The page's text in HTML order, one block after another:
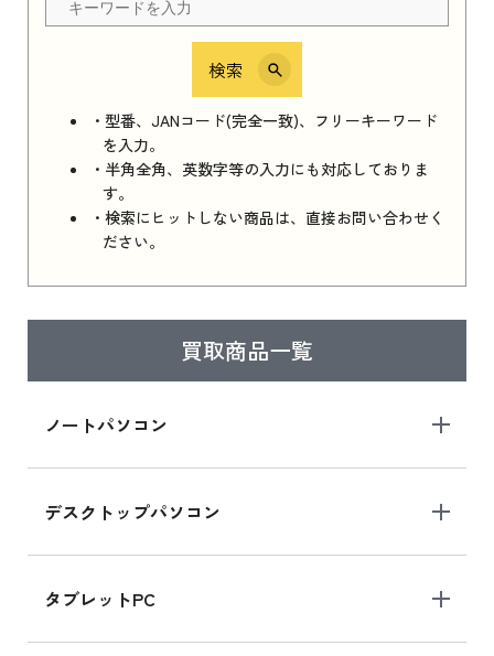
検索
・型番、JANコード(完全一致)、フリーキーワード
を入力。
・半角全角、英数字等の入力にも対応しておりま
す。
・検索にヒットしない商品は、直接お問い合わせく
ださい。
買取商品一覧
ノートパソコン
デスクトップパソコン
タブレットPC